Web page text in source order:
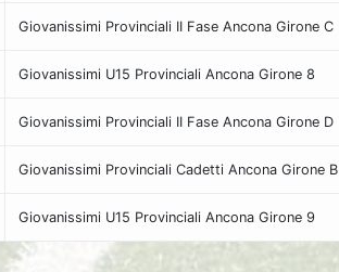
Giovanissimi Provinciali II Fase Ancona Girone C
Giovanissimi U15 Provinciali Ancona Girone 8
Giovanissimi Provinciali II Fase Ancona Girone D
Giovanissimi Provinciali Cadetti Ancona Girone B
Giovanissimi U15 Provinciali Ancona Girone 9